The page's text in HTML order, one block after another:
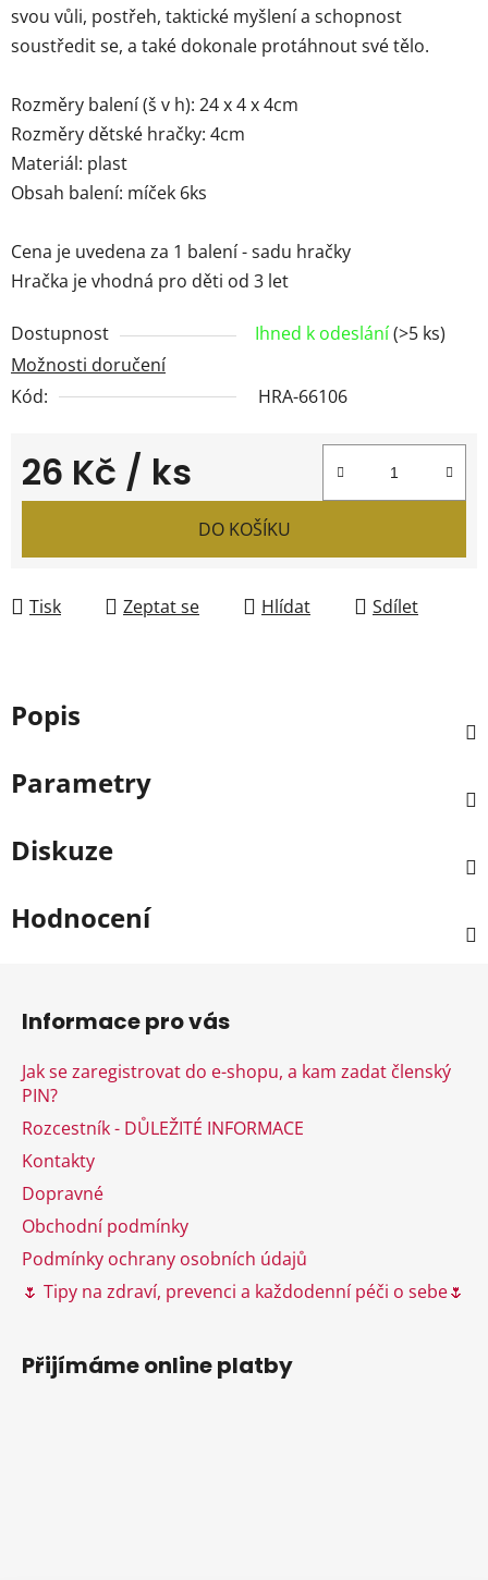
svou vůli, postřeh, taktické myšlení a schopnost
soustředit se, a také dokonale protáhnout své tělo.
Rozměry balení (š v h): 24 x 4 x 4cm
Rozměry dětské hračky: 4cm
Materiál: plast
Obsah balení: míček 6ks
Cena je uvedena za 1 balení - sadu hračky
Hračka je vhodná pro děti od 3 let
Dostupnost Ihned k odeslání(>5 ks)
Možnosti doručení
Kód:
HRA-66106
26 Kč / ks
Měrná cena:
DO KOŠÍKU
Tisk Zeptat se Hlídat Sdílet
Popis
Parametry
Diskuze
Hodnocení
Informace pro vás
Jak se zaregistrovat do e-shopu, a kam zadat členský
PIN?
Rozcestník - DŮLEŽITÉ INFORMACE
Kontakty
Dopravné
Obchodní podmínky
Podmínky ochrany osobních údajů
🌷 Tipy na zdraví, prevenci a každodenní péči o sebe🌷
Přijímáme online platby